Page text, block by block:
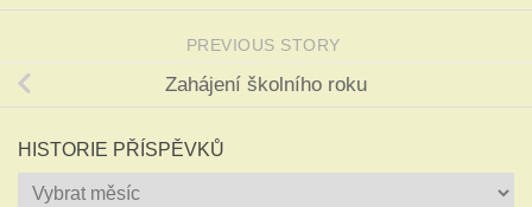
PREVIOUS STORY
Zahájení školního roku
HISTORIE PŘÍSPĚVKŮ
Historie